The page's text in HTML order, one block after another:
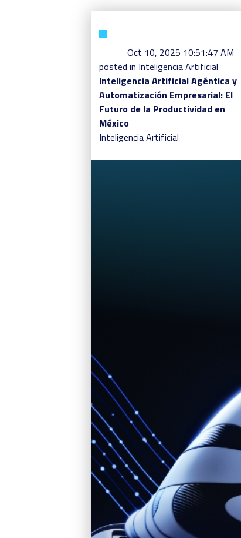
Oct 10, 2025 10:51:47 AM
posted in Inteligencia Artificial
Inteligencia Artificial Agéntica y
Automatización Empresarial: El
Futuro de la Productividad en
México
Inteligencia Artificial